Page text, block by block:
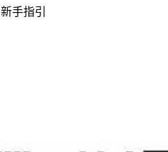
新手指引